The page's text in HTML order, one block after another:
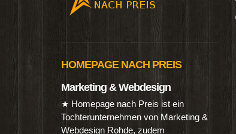
↩ Zurück zur Blogübersicht
Startseite |Forum|
Produkten wie Ebooks & DVDs.…